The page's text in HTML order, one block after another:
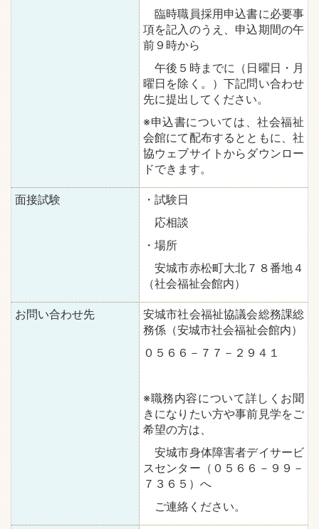
臨時職員採用申込書に必要事
項を記入のうえ、申込期間の午
前９時から
午後５時までに（日曜日・月
曜日を除く。）下記問い合わせ
先に提出してください。
※申込書については、社会福祉
会館にて配布するとともに、社
協ウェブサイトからダウンロー
ドできます。
面接試験
・試験日
応相談
・場所
安城市赤松町大北７８番地４
（社会福祉会館内）
お問い合わせ先
安城市社会福祉協議会総務課総
務係（安城市社会福祉会館内）
０５６６－７７－２９４１
※職務内容について詳しくお聞
きになりたい方や事前見学をご
希望の方は、
安城市身体障害者デイサービ
スセンター（０５６６－９９－
７３６５）へ
ご連絡ください。